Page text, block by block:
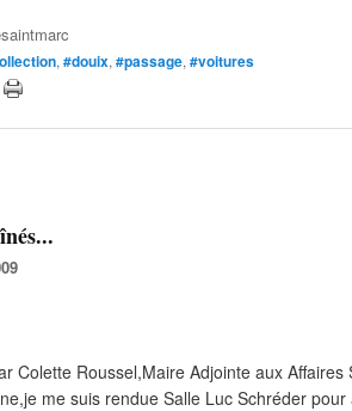
, #douix, #passage, #voitures
Colette Roussel,Maire Adjointe aux
me suis rendue Salle Luc Schréder